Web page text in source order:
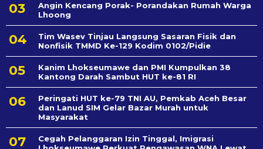
Angin Kencang Porak- Porandakan Rumah Warga
Lhoong
Tim Wasev Tinjau Langsung Sasaran Fisik dan
Nonfisik TMMD Ke-129 Kodim 0102/Pidie
Kanim Lhokseumawe dan PMI Kumpulkan 38
Kantong Darah Sambut HUT ke-81 RI
Peringati HUT ke-79 TNI AU, Pemkab Aceh Besar
dan Lanud SIM Gelar Bazar Murah untuk
Masyarakat
Cegah Pelanggaran Izin Tinggal, Imigrasi